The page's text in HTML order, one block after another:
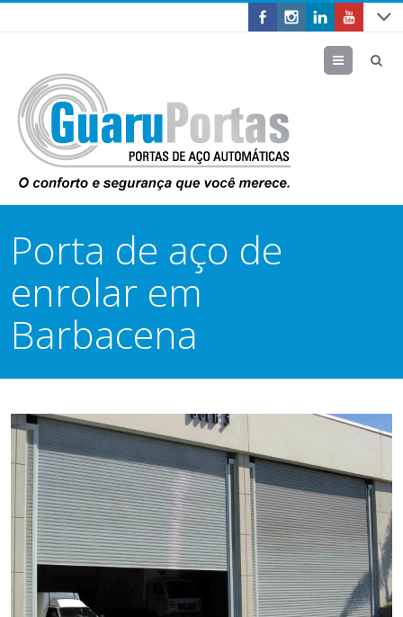
Menu
Porta de aço de
enrolar em
Barbacena